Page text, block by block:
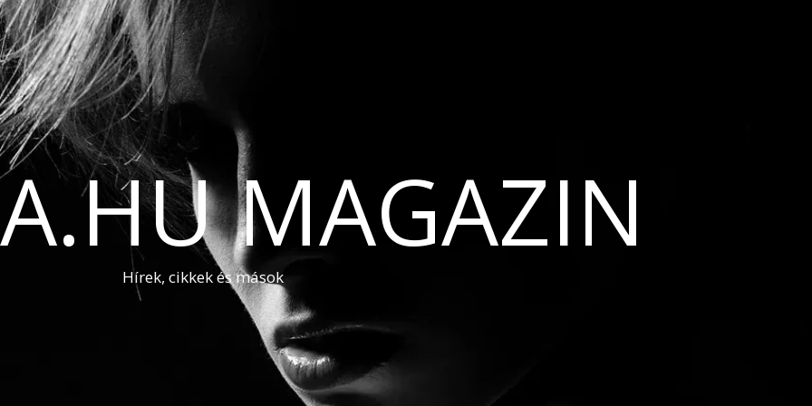
MAGAZIN
Hírek, cikkek és mások